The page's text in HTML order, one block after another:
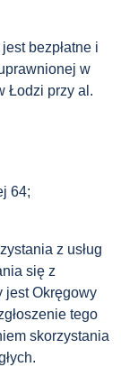
bezpłatne i
w
Łodzi przy al.
64;
z usług
się z
jest Okręgowy
tego
skorzystania